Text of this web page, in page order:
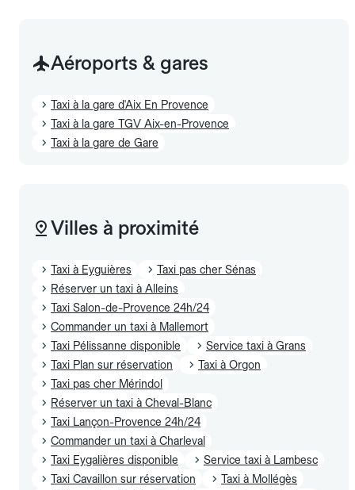
Aéroports & gares
Taxi à la gare d'Aix En Provence
Taxi à la gare TGV Aix-en-Provence
Taxi à la gare de Gare
Villes à proximité
Taxi à Eyguières
Taxi pas cher Sénas
Réserver un taxi à Alleins
Taxi Salon-de-Provence 24h/24
Commander un taxi à Mallemort
Taxi Pélissanne disponible
Service taxi à Grans
Taxi Plan sur réservation
Taxi à Orgon
Taxi pas cher Mérindol
Réserver un taxi à Cheval-Blanc
Taxi Lançon-Provence 24h/24
Commander un taxi à Charleval
Taxi Eygalières disponible
Service taxi à Lambesc
Taxi Cavaillon sur réservation
Taxi à Mollégès